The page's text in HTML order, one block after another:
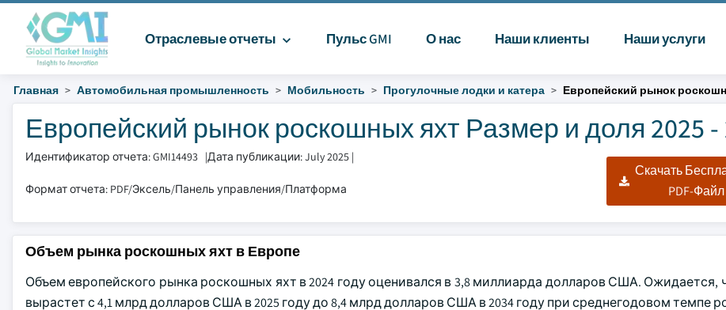
Отраслевые отчеты Пульс GMI О нас Наши клиенты Наши услуги
Главная Автомобильная промышленность Мобильность Прогулочные лодки и катера Европейский рынок
Европейский рынок роскошных яхт Размер и доля 2025 -
Идентификатор отчета: GMI14493 |Дата публикации: July 2025 |
Формат отчета: PDF/Эксель/Панель управления/Платформа
Скачать
PDF-Файл
Объем рынка роскошных яхт в Европе
Объем европейского рынка роскошных яхт в 2024 году оценивался в 3,8 миллиарда долларов США. Ожидается,
вырастет с 4,1 млрд долларов США в 2025 году до 8,4 млрд долларов США в 2034 году при среднегодовом темпе